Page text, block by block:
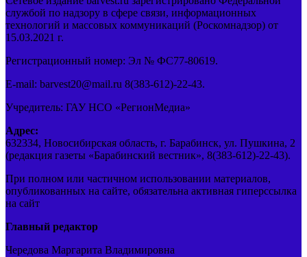
службой по надзору в сфере связи, информационных
технологий и массовых коммуникаций (Роскомнадзор) от
15.03.2021 г.
Регистрационный номер: Эл № ФС77-80619.
E-mail: barvest20@mail.ru 8(383-612)-22-43.
Учредитель: ГАУ НСО «РегионМедиа»
Адрес:
632334, Новосибирская область, г. Барабинск, ул. Пушкина, 2
(редакция газеты «Барабинский вестник», 8(383-612)-22-43).
При полном или частичном использовании материалов,
опубликованных на сайте, обязательна активная гиперссылка
на сайт
Главный редактор
Чередова Маргарита Владимировна